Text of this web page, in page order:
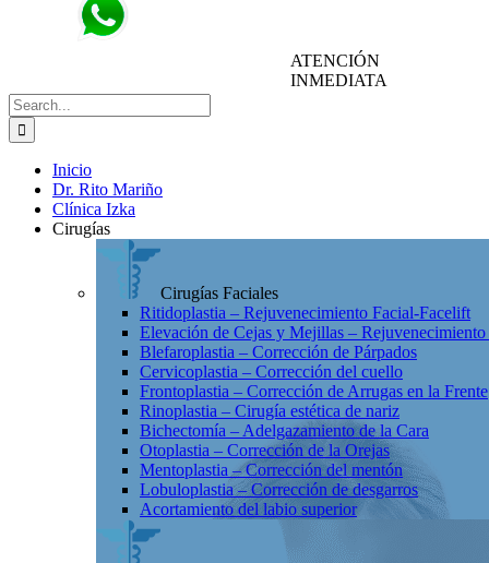
ATENCIÓN
INMEDIATA
Search
for:
Inicio
Dr. Rito Mariño
Clínica Izka
Cirugías
Cirugías Faciales
Ritidoplastia – Rejuvenecimiento Facial-Facelift
Elevación de Cejas y Mejillas –
Blefaroplastia – Corrección de Párpados
Cervicoplastia – Corrección del cuello
Frontoplastia – Corrección de Arrugas en la Frente
Rinoplastia – Cirugía estética de nariz
Bichectomía – Adelgazamiento de la Cara
Otoplastia – Corrección de la Orejas
Mentoplastia – Corrección del mentón
Lobuloplastia – Corrección de desgarros
Acortamiento del labio superior